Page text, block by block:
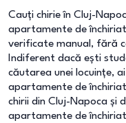
Cauți chirie în Cluj-
apartamente de
verificate manual, fără
Indiferent dacă ești
căutarea unei locuințe,
apartamente de
chirii din Cluj-Napoca și
apartamente de